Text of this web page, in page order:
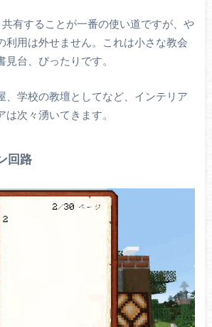
有することが一番の使い道ですが、や
利用は外せません。これは小さな教会
台、ぴったりです。
、学校の教壇としてなど、インテリア
次々湧いてきます。
回路